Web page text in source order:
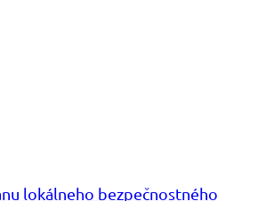
lokálneho bezpečnostného